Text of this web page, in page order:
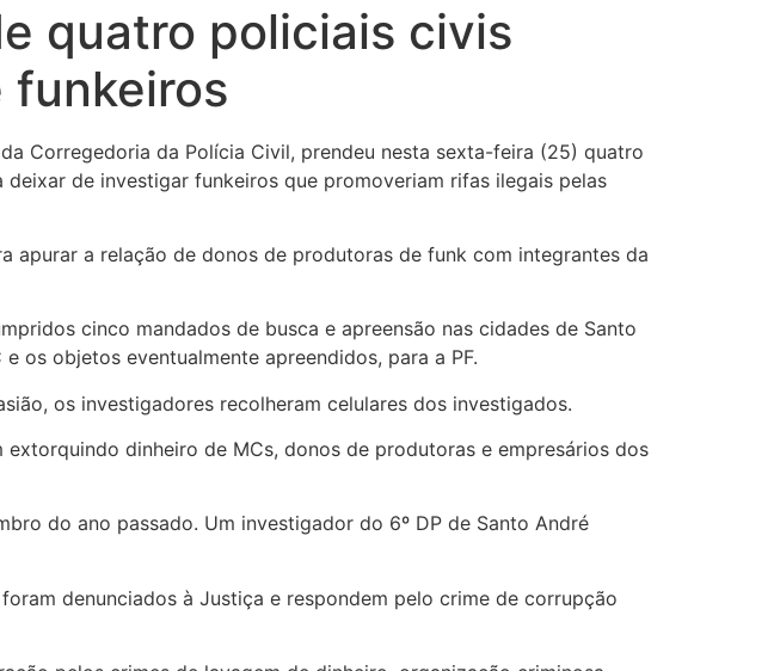
quatro policiais civis
funkeiros
Corregedoria da Polícia Civil, prendeu nesta sexta-feira (25) quatro
de investigar funkeiros que promoveriam rifas ilegais pelas
apurar a relação de donos de produtoras de funk com integrantes da
cinco mandados de busca e apreensão nas cidades de Santo
os objetos eventualmente apreendidos, para a PF.
os investigadores recolheram celulares dos investigados.
dinheiro de MCs, donos de produtoras e empresários dos
do ano passado. Um investigador do 6º DP de Santo André
denunciados à Justiça e respondem pelo crime de corrupção